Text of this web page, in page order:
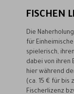
FISCHEN
Die
für
spielerisch,
dabei von
hier während
(ca. 15 € für bis
Fischerlizenz